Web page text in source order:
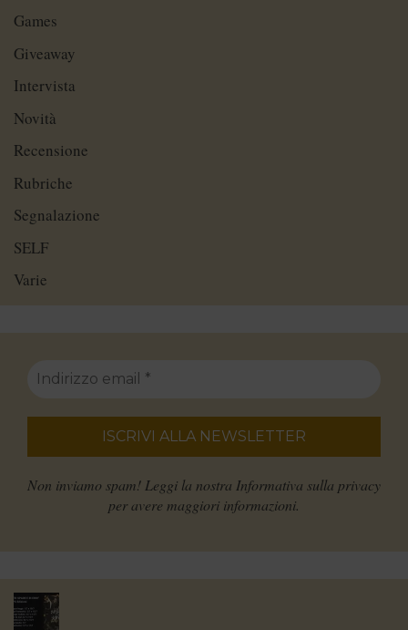
Games
Giveaway
Intervista
Novità
Recensione
Rubriche
Segnalazione
SELF
Varie
Non inviamo spam! Leggi la nostra Informativa sulla privacy
per avere maggiori informazioni.